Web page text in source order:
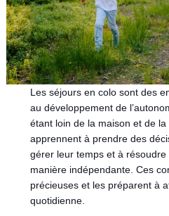
Les séjours en colo sont des
au développement de
étant loin de la maison et de
apprennent à prendre des
gérer leur temps et à
manière indépendante. Ces
précieuses et les préparent à
quotidienne.